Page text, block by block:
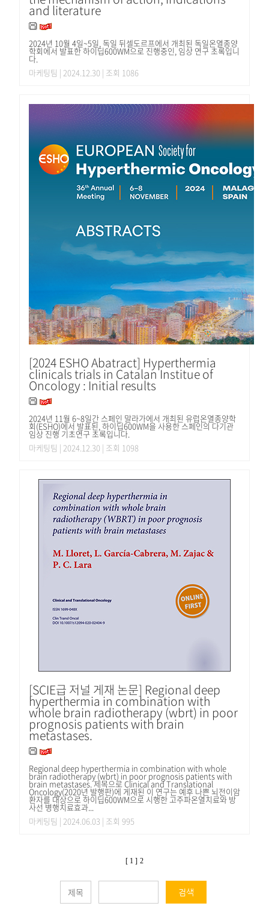
and literature
2024년 10월 4일~5일, 독일 뒤셀도르프에서 개최된 독일온열종양
학회에서 발표한 하이딥600WM으로 진행중인, 임상 연구 초록입니
다.
마케팅팀 | 2024.12.30 | 조회 1086
[2024 ESHO Abatract] Hyperthermia
clinicals trials in Catalan Institue of
Oncology : Initial results
2024년 11월 6~8일간 스페인 말라가에서 개최된 유럽온열종양학
회(ESHO)에서 발표된, 하이딥600WM을 사용한 스페인의 다기관
임상 진행 기초연구 초록입니다.
마케팅팀 | 2024.12.30 | 조회 1098
[SCIE급 저널 게재 논문] Regional deep
hyperthermia in combination with
whole brain radiotherapy (wbrt) in poor
prognosis patients with brain
metastases.
Regional deep hyperthermia in combination with whole
brain radiotherapy (wbrt) in poor prognosis patients with
brain metastases. 제목으로 Clinical and Translational
Oncology(2020년 발행판)에 게재된 이 연구는 예후 나쁜 뇌전이암
환자를 대상으로 하이딥600WM으로 시행한 고주파온열치료와 방
사선 병행치료효과...
마케팅팀 | 2024.06.03 | 조회 995
[ 1 ] 2
검색